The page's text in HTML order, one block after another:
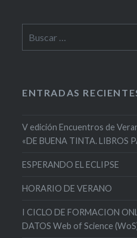
ENTRADAS
V edición Encuentros de
«DE BUENA TINTA. LIBROS
ESPERANDO EL ECLIPSE
HORARIO DE VERANO
I CICLO DE FORMACION
DATOS Web of Science